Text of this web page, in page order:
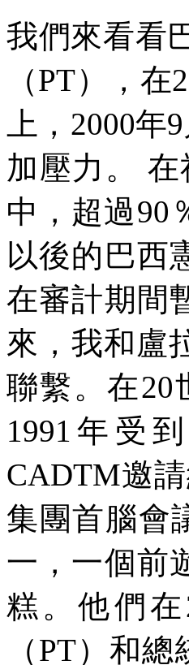
我們來看看
（PT），在
上， 2000年9
加壓力。
在
中，超過90
以後的巴西
在審計期間
來，我和盧
聯繫。在20
1991 年受到
CADTM邀
集團首腦會
一，一個前
糕。他們在
（PT）和總